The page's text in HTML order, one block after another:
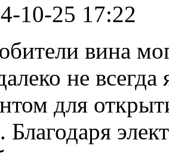
10-25 17:22
вина
не
для
Благодаря